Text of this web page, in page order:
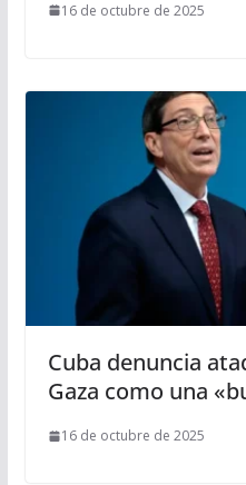
16 de octubre de 2025
Cuba denuncia
Gaza como una
16 de octubre de 2025